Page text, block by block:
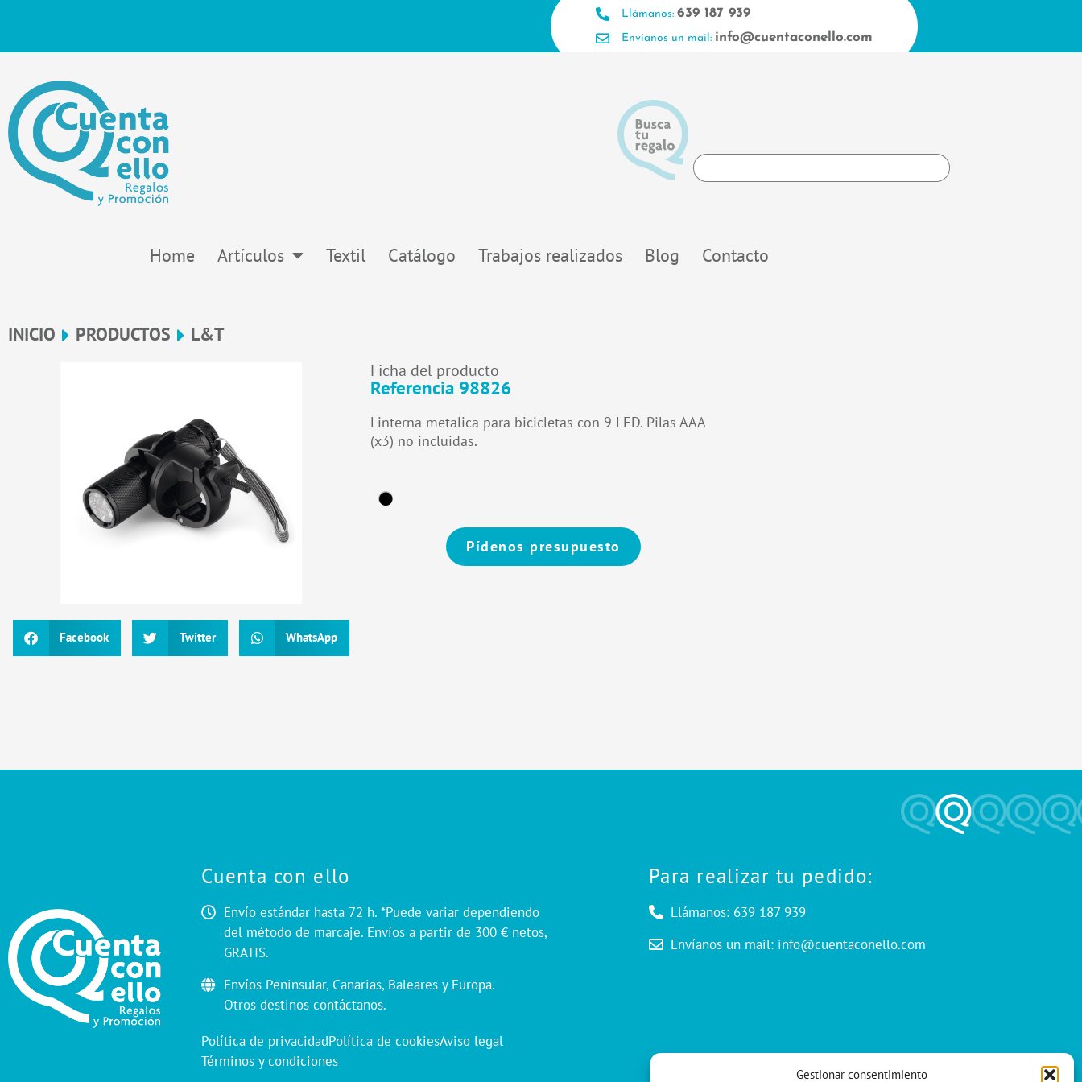
Gestionar consentimiento
Llámanos: 639 187 939
Envíanos un mail: info@cuentaconello.com
Search
...
Home Artículos Textil Catálogo Trabajos realizados Blog Contacto
INICIO PRODUCTOS L&T
Facebook Twitter WhatsApp
Ficha del producto
Referencia 98826
Linterna metalica para bicicletas con 9 LED. Pilas AAA
(x3) no incluidas.
Pídenos presupuesto
Cuenta con ello
Envío estándar hasta 72 h. *Puede variar dependiendo
del método de marcaje. Envíos a partir de 300 € netos,
GRATIS.
Envíos Peninsular, Canarias, Baleares y Europa.
Otros destinos contáctanos.
Política de privacidadPolítica de cookiesAviso legal
Términos y condiciones
Para realizar tu pedido:
Llámanos: 639 187 939
Envíanos un mail: info@cuentaconello.com